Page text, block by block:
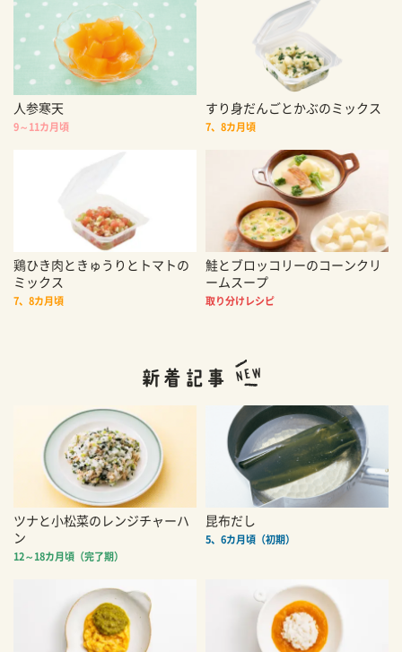
人参寒天
9～11カ月頃
すり身だんごとかぶのミックス
7、8カ月頃
鶏ひき肉ときゅうりとトマトの
ミックス
7、8カ月頃
鮭とブロッコリーのコーンクリ
ームスープ
取り分けレシピ
ツナと小松菜のレンジチャーハ
ン
12～18カ月頃（完了期）
昆布だし
5、6カ月頃（初期）